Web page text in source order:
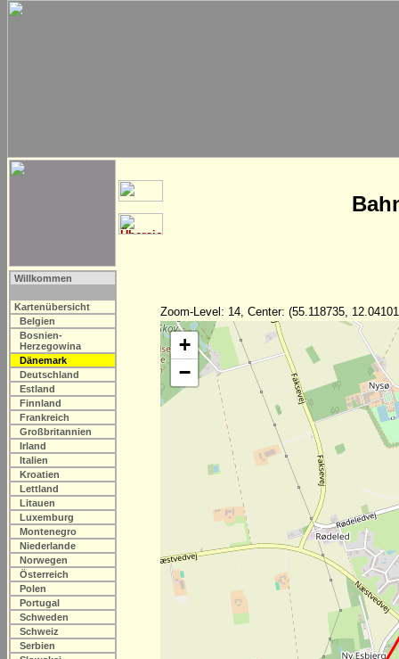
Willkommen
Kartenübersicht
Belgien
Bosnien-
Herzegowina
Dänemark
Deutschland
Estland
Finnland
Frankreich
Großbritannien
Irland
Italien
Kroatien
Lettland
Litauen
Luxemburg
Montenegro
Niederlande
Norwegen
Österreich
Polen
Portugal
Schweden
Schweiz
Serbien
Zoom-Level: 14, Center: (55.118735,
+
−